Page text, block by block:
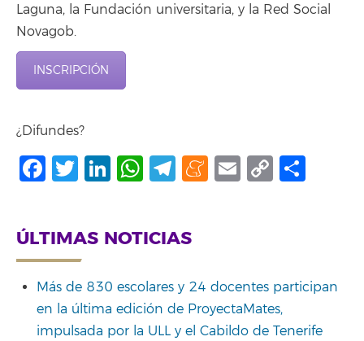
Laguna, la Fundación universitaria, y la Red Social
Novagob.
INSCRIPCIÓN
¿Difundes?
Facebook
Twitter
LinkedIn
WhatsApp
Telegram
Meneame
Email
Copy
ÚLTIMAS NOTICIAS
Más de 830 escolares y 24 docentes participan
en la última edición de ProyectaMates,
impulsada por la ULL y el Cabildo de Tenerife